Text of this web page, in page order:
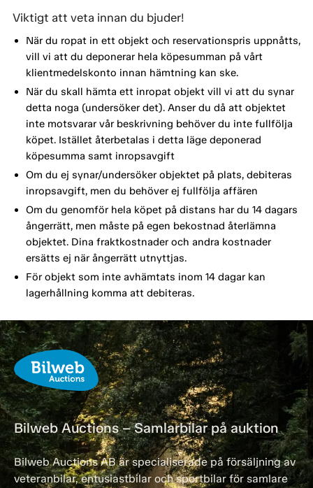
Viktigt att veta innan du bjuder!
När du ropat in ett objekt och reservationspris uppnåtts,
vill vi att du deponerar hela köpesumman på vårt
klientmedelskonto innan hämtning kan ske.
När du skall hämta ett inropat objekt vill vi att du synar
detta noga (undersöker det). Anser du då att objektet
inte motsvarar vår beskrivning behöver du inte fullfölja
köpet. Istället återbetalas i detta läge deponerad
köpesumma samt inropsavgift
Om du ej synar/undersöker objektet på plats, debiteras
inropsavgift, men du behöver ej fullfölja affären
Om du genomför hela köpet på distans har du 14 dagars
ångerrätt, men måste på egen bekostnad återlämna
objektet. Dina fraktkostnader och andra kostnader
ersätts ej när ångerrätt utnyttjas.
För objekt som inte avhämtats inom 14 dagar kan
lagerhållning komma att debiteras.
Bilweb Auctions – Samlarbilar på auktion
Bilweb Auctions AB är specialiserade på försäljning av
veteranbilar, entusiastbilar och sportbilar för samlare